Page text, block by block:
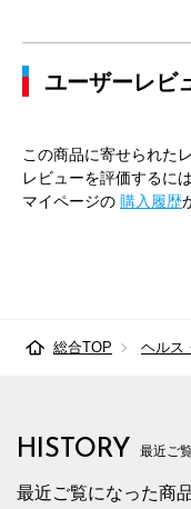
ユーザーレビ
この商品に寄せられた
レビューを評価するには
マイページの 購入履歴
総合TOP ヘルス
HISTORY 最近ご
最近ご覧になった商